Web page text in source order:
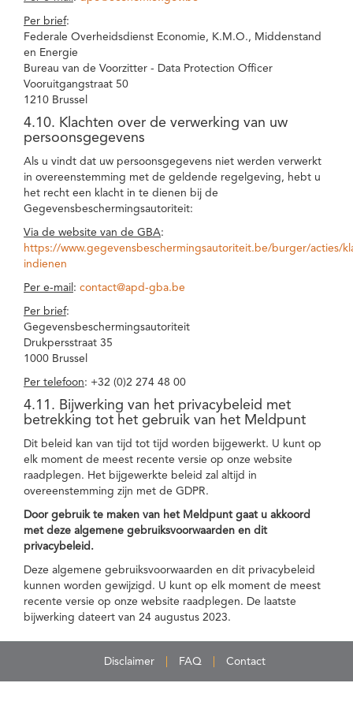
Per brief:
Federale Overheidsdienst Economie, K.M.O., Middenstand
en Energie
Bureau van de Voorzitter - Data Protection Officer
Vooruitgangstraat 50
1210 Brussel
4.10. Klachten over de verwerking van uw
persoonsgegevens
Als u vindt dat uw persoonsgegevens niet werden verwerkt
in overeenstemming met de geldende regelgeving, hebt u
het recht een klacht in te dienen bij de
Gegevensbeschermingsautoriteit:
Via de website van de GBA:
https://www.gegevensbeschermingsautoriteit.be/burger/acties/
indienen
Per e-mail : contact@apd-gba.be
Per brief:
Gegevensbeschermingsautoriteit
Drukpersstraat 35
1000 Brussel
Per telefoon: +32 (0)2 274 48 00
4.11. Bijwerking van het privacybeleid met
betrekking tot het gebruik van het Meldpunt
Dit beleid kan van tijd tot tijd worden bijgewerkt. U kunt op
elk moment de meest recente versie op onze website
raadplegen. Het bijgewerkte beleid zal altijd in
overeenstemming zijn met de GDPR.
Door gebruik te maken van het Meldpunt gaat u akkoord
met deze algemene gebruiksvoorwaarden en dit
privacybeleid.
Deze algemene gebruiksvoorwaarden en dit privacybeleid
kunnen worden gewijzigd. U kunt op elk moment de meest
recente versie op onze website raadplegen. De laatste
bijwerking dateert van 24 augustus 2023.
Disclaimer FAQ Contact